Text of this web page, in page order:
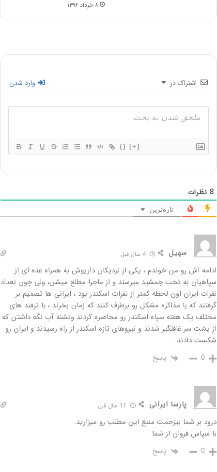
۸ خرداد ۱۳۹۶
اشتراک در وارد شدن
{} [+]
8 نظرات
تازه‌ترین
سهیل
ادامه اش رو من خوندم ، یکی از نزدیکان داریوش به همراه عده ای از
سپاهیان به تخت جمشید میرسند و از ماجرا مطلع میشن، ولی چون تعداد
نفرات ایران اون لحظه کمتر از نفرات اسکندر بود ، ایرانی ها تصمیم بر
گرفتند که با مذاکره مشکل رو برطرف کنند که زمان بخرند ، با ترفند های
مختلف یک هفته سپاه اسکندر رو محاصره کردند وتشنه آب نگه داشتن که
از پشت سر غافلگیر شدند و نیروهای تازه اسکندر از راه رسیدند و ایران رو
شکست دادند.
0 پاسخ
پارسا ایرانی
درود بر شما بیزحمت منبع این مطلب رو میزارید.
با سپاس فروان از شما
0 پاسخ